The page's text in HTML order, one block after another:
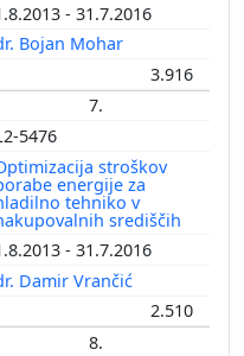
- 31.7.2016
Bojan Mohar
3.916
7.
5476
stroškov
energije za
tehniko v
središčih
- 31.7.2016
Damir Vrančić
2.510
8.